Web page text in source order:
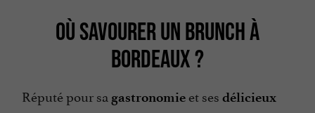
OÙ SAVOURER UN BRUNCH À
BORDEAUX ?
Réputé pour sa gastronomie et ses délicieux